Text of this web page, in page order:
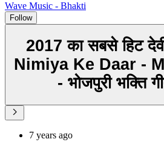
Wave Music - Bhakti
Follow
2017 का सबसे हिट
Nimiya Ke Daar -
- भोजपुरी भक्ति
7 years ago